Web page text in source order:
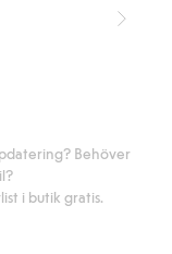
Behöver
i butik gratis.